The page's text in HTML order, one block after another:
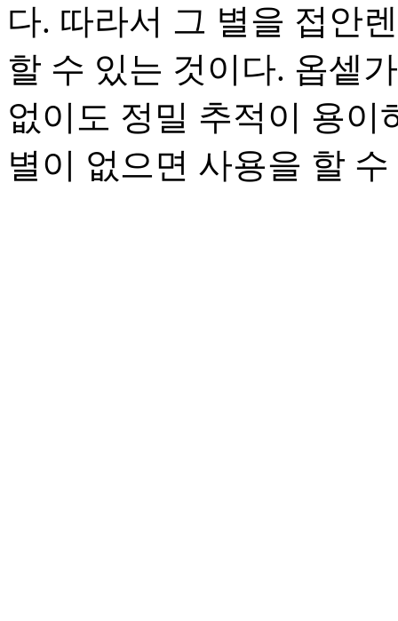
다. 따라서 그 별을 접안
할 수 있는 것이다. 옵셑
없이도 정밀 추적이 용
별이 없으면 사용을 할